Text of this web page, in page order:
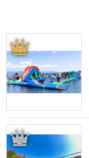
1
2